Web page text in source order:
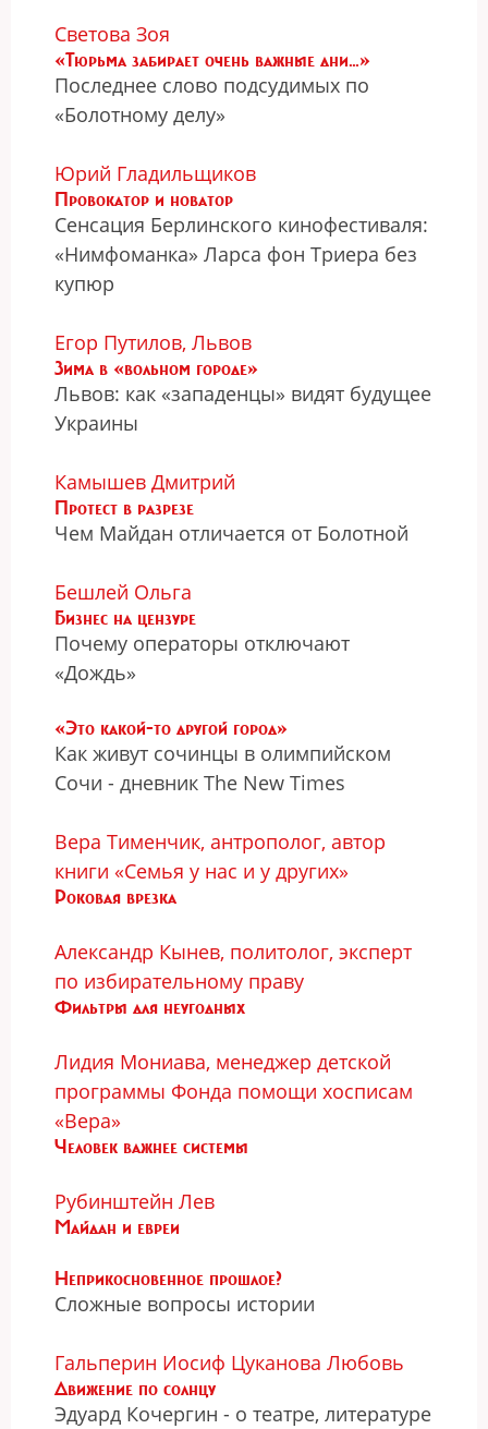
Светова Зоя
«Тюрьма забирает очень важные дни…»
Последнее слово подсудимых по
«Болотному делу»
Юрий Гладильщиков
Провокатор и новатор
Сенсация Берлинского кинофестиваля:
«Нимфоманка» Ларса фон Триера без
купюр
Егор Путилов, Львов
Зима в «вольном городе»
Львов: как «западенцы» видят будущее
Украины
Камышев Дмитрий
Протест в разрезе
Чем Майдан отличается от Болотной
Бешлей Ольга
Бизнес на цензуре
Почему операторы отключают
«Дождь»
«Это какой-то другой город»
Как живут сочинцы в олимпийском
Сочи - дневник The New Times
Вера Тименчик, антрополог, автор
книги «Семья у нас и у других»
Роковая врезка
Александр Кынев, политолог, эксперт
по избирательному праву
Фильтры для неугодных
Лидия Мониава, менеджер детской
программы Фонда помощи хосписам
«Вера»
Человек важнее системы
Рубинштейн Лев
Майдан и евреи
Неприкосновенное прошлое?
Сложные вопросы истории
Гальперин Иосиф Цуканова Любовь
Движение по солнцу
Эдуард Кочергин - о театре, литературе